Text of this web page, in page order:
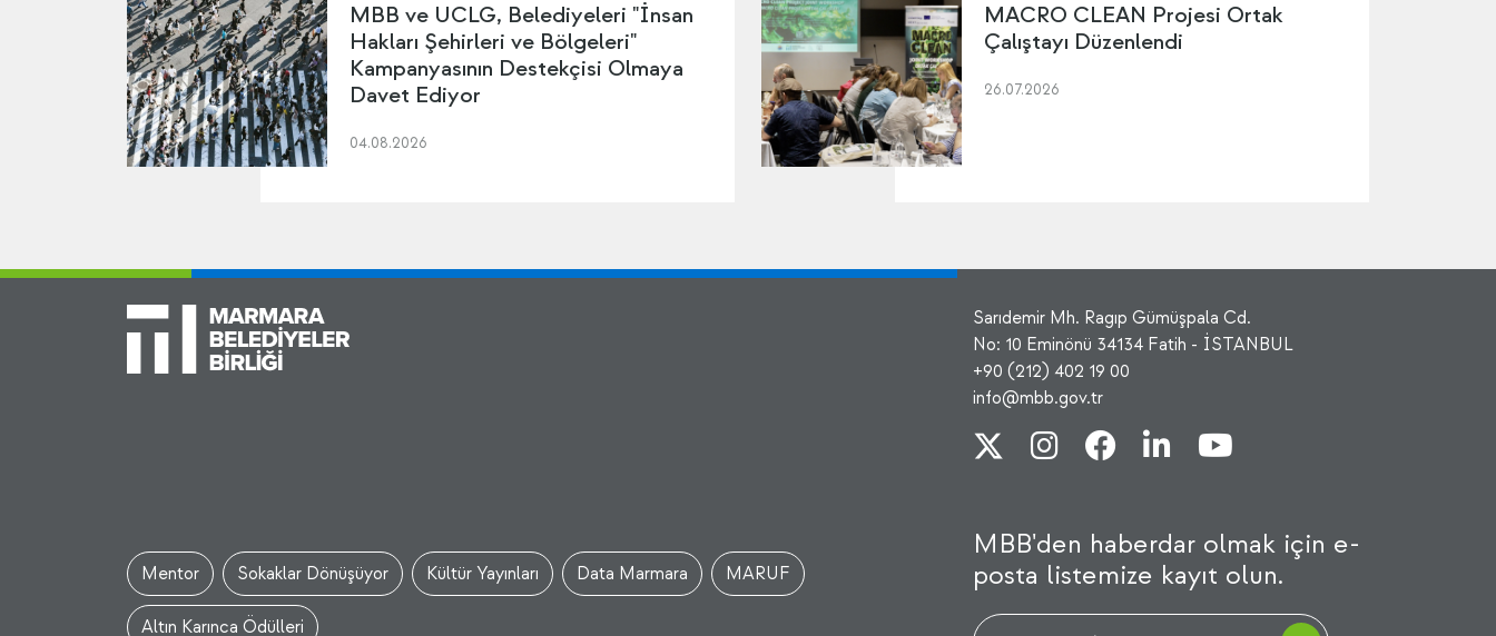
MBB ve UCLG, Belediyeleri "İnsan
Hakları Şehirleri ve Bölgeleri"
Kampanyasının Destekçisi Olmaya
Davet Ediyor
04.08.2026
MACRO CLEAN Projesi Ortak
Çalıştayı Düzenlendi
26.07.2026
Sarıdemir Mh. Ragıp Gümüşpala Cd.
No: 10 Eminönü 34134 Fatih - İSTANBUL
+90 (212) 402 19 00
info@mbb.gov.tr
Mentor Sokaklar Dönüşüyor Kültür Yayınları Data Marmara MARUF
Altın Karınca Ödülleri
MBB'den haberdar olmak için e-
posta listemize kayıt olun.